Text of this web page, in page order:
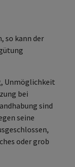
so kann der
Unmöglichkeit
bei
sind
seine
oder grob